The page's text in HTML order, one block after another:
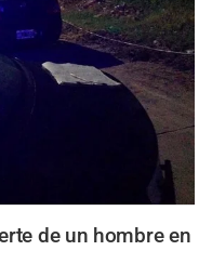
de un hombre en